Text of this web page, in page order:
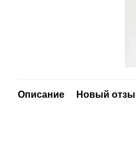
Описание Новый